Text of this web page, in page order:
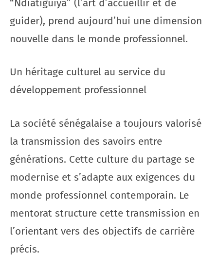
“Ndiatiguiya” (l’art d’accueillir et de
guider), prend aujourd’hui une dimension
nouvelle dans le monde professionnel.
Un héritage culturel au service du
développement professionnel
La société sénégalaise a toujours valorisé
la transmission des savoirs entre
générations. Cette culture du partage se
modernise et s’adapte aux exigences du
monde professionnel contemporain. Le
mentorat structure cette transmission en
l’orientant vers des objectifs de carrière
précis.